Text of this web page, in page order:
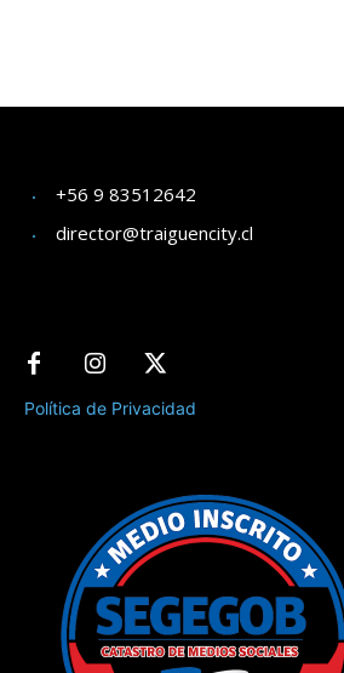
+56 9 83512642
director@traiguencity.cl
Política de Privacidad